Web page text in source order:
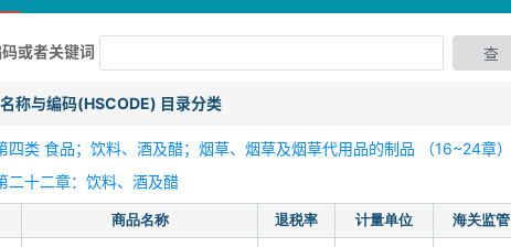
或者关键词
称与编码(HSCODE) 目录分类
四类 食品；饮料、酒及醋；烟草、烟草及烟草代用品的制品 （16~24章）
二十二章：饮料、酒及醋
商品名称 退税率 计量单位 海关监管